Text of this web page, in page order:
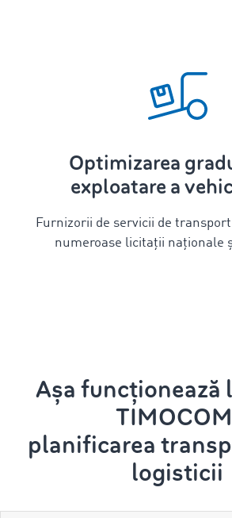
Optimizarea
exploatare a
Furnizorii de servicii de
numeroase licitații naționale
Așa
planificarea
logisticii